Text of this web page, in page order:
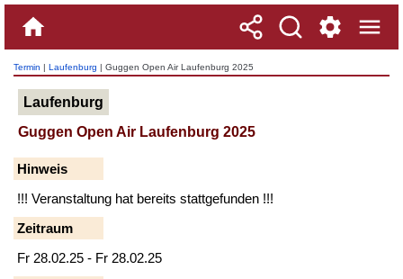
Termin | Laufenburg | Guggen Open Air Laufenburg 2025
Laufenburg
Guggen Open Air Laufenburg 2025
Hinweis
!!! Veranstaltung hat bereits stattgefunden !!!
Zeitraum
Fr 28.02.25 - Fr 28.02.25